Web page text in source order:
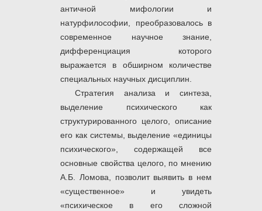
античной мифологии и
натурфилософии, преобразовалось в
современное научное знание,
дифференциация которого
выражается в обширном количестве
специальных научных дисциплин.
Стратегия анализа и синтеза,
выделение психического как
структурированного целого, описание
его как системы, выделение «единицы
психического», содержащей все
основные свойства целого, по мнению
А.Б. Ломова, позволит выявить в нем
«существенное» и увидеть
«психическое в его сложной